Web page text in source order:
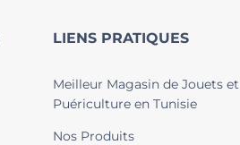
LIENS PRATIQUES
Meilleur Magasin de Jouets et
Puériculture en Tunisie
Nos Produits